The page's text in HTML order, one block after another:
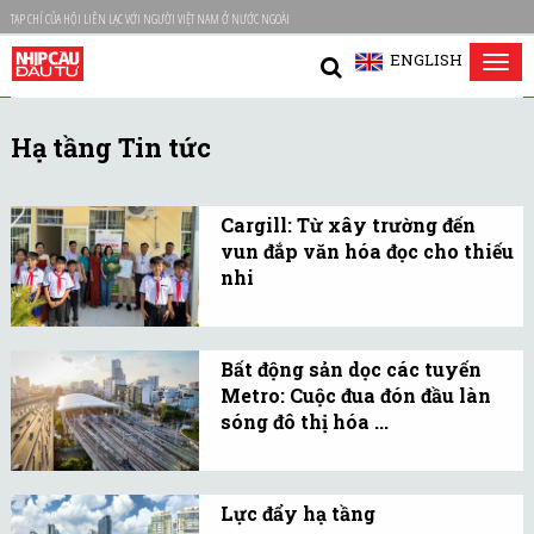
TẠP CHÍ CỦA HỘI LIÊN LẠC VỚI NGƯỜI VIỆT NAM Ở NƯỚC NGOÀI
ENGLISH
Hạ tầng Tin tức
Cargill: Từ xây trường đến
vun đắp văn hóa đọc cho thiếu
nhi
số về tăng trưởng kinh tế,
đầu tư hạ tầng hay đổi
mới công nghệ, nhưng
quan trọng nhất vẫn là
con người.
Bất động sản dọc các tuyến
Metro: Cuộc đua đón đầu làn
sóng đô thị hóa ...
trọng trong quá trình mở
Lực đẩy hạ tầng